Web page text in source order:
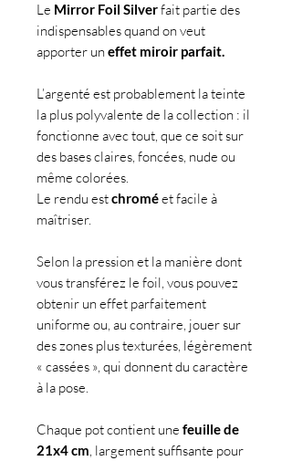
Le Mirror Foil Silverfait partie des
indispensables quand on veut
apporter un effet miroir parfait.
L’argenté est probablement la teinte
la plus polyvalente de la collection : il
fonctionne avec tout, que ce soit sur
des bases claires, foncées, nude ou
même colorées.
Le rendu estchroméet facile à
maîtriser.
Selon la pression et la manière dont
vous transférez le foil, vous pouvez
obtenir un effet parfaitement
uniforme ou, au contraire, jouer sur
des zones plus texturées, légèrement
« cassées », qui donnent du caractère
à la pose.
Chaque pot contient une feuille de
21x4 cm, largement suffisante pour